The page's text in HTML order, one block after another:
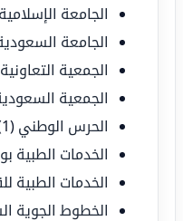
الجامعة
الجامعة
الجمعية
الجمعية
الحرس الوطني (1)
الخدمات الطبية
الخدمات الطبية
الخطوط الجوية